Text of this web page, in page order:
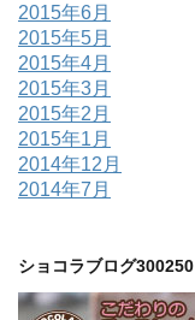
2015年6月
2015年5月
2015年4月
2015年3月
2015年2月
2015年1月
2014年12月
2014年7月
ショコラブログ300250